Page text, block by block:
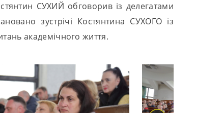
СУХИЙ обговорив із делегатами
зустрічі Костянтина СУХОГО із
академічного життя.